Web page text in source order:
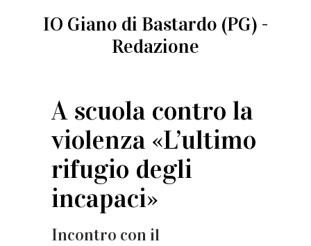
IO Giano di Bastardo (PG) -
Redazione
A scuola contro la
violenza «L’ultimo
rifugio degli
incapaci»
Incontro con il